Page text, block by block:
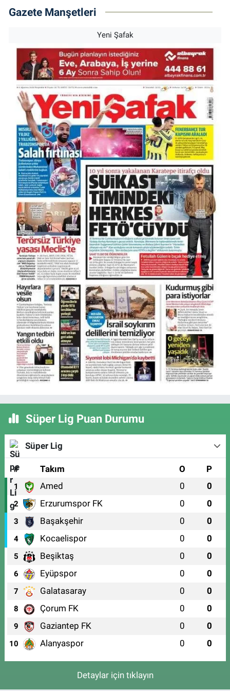
Gazete Manşetleri
Yeni Şafak
Süper Lig Puan Durumu
Süper Lig
# Takım O P
1 Amed 0 0
2 Erzurumspor FK 0 0
3 Başakşehir 0 0
4 Kocaelispor 0 0
5 Beşiktaş 0 0
6 Eyüpspor 0 0
7 Galatasaray 0 0
8 Çorum FK 0 0
9 Gaziantep FK 0 0
10 Alanyaspor 0 0
Detaylar için tıklayın